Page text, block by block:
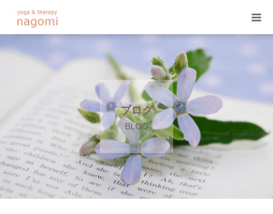
ブログ
BLOG
ヨガセラピー
アーユルヴェーダ